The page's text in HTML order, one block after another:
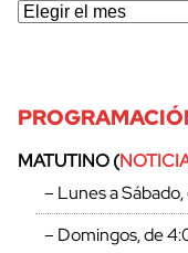
MATUTINO (
– Lunes a
– Domingos, de